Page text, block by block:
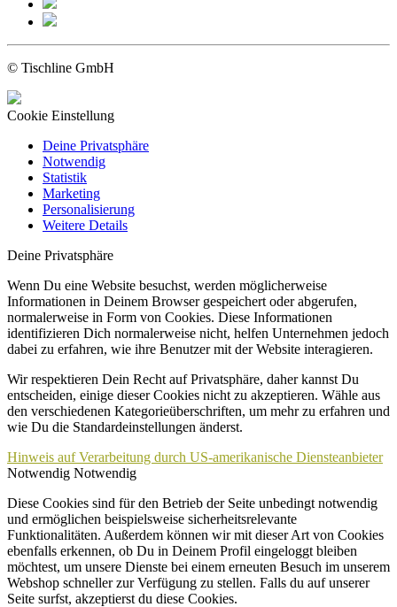
© Tischline GmbH
Cookie Einstellung
Deine Privatsphäre
Notwendig
Statistik
Marketing
Personalisierung
Weitere Details
Deine Privatsphäre
Wenn Du eine Website besuchst, werden möglicherweise
Informationen in Deinem Browser gespeichert oder abgerufen,
normalerweise in Form von Cookies. Diese Informationen
identifizieren Dich normalerweise nicht, helfen Unternehmen jedoch
dabei zu erfahren, wie ihre Benutzer mit der Website interagieren.
Wir respektieren Dein Recht auf Privatsphäre, daher kannst Du
entscheiden, einige dieser Cookies nicht zu akzeptieren. Wähle aus
den verschiedenen Kategorieüberschriften, um mehr zu erfahren und
wie Du die Standardeinstellungen änderst.
Hinweis auf Verarbeitung durch US-amerikanische Diensteanbieter
Notwendig Notwendig
Diese Cookies sind für den Betrieb der Seite unbedingt notwendig
und ermöglichen beispielsweise sicherheitsrelevante
Funktionalitäten. Außerdem können wir mit dieser Art von Cookies
ebenfalls erkennen, ob Du in Deinem Profil eingeloggt bleiben
möchtest, um unsere Dienste bei einem erneuten Besuch im unserem
Webshop schneller zur Verfügung zu stellen. Falls du auf unserer
Seite surfst, akzeptierst du diese Cookies.